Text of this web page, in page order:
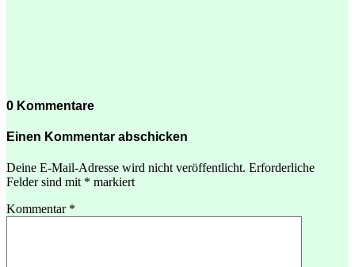
0 Kommentare
Einen Kommentar abschicken
Deine E-Mail-Adresse wird nicht veröffentlicht. Erforderliche
Felder sind mit * markiert
Kommentar *